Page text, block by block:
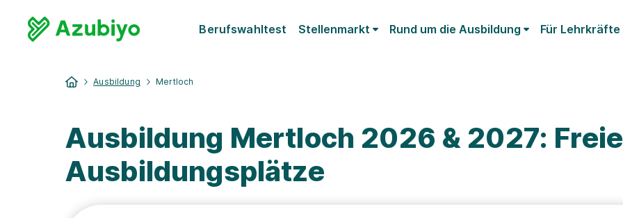
Berufswahltest Stellenmarkt Rund um die Ausbildung Für Lehrkräfte
Ausbildung Mertloch
Ausbildung Mertloch 2026 & 2027: Freie
Ausbildungsplätze